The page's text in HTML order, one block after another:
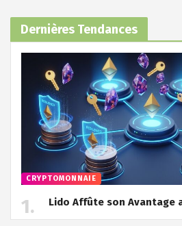
Dernières Tendances
CRYPTOMONNAIE
Lido Affûte son Avantage